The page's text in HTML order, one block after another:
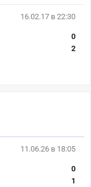
16.02.17 в 22:30
0
2
11.06.26 в 18:05
0
1